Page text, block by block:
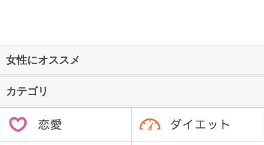
女性にオススメ
カテゴリ